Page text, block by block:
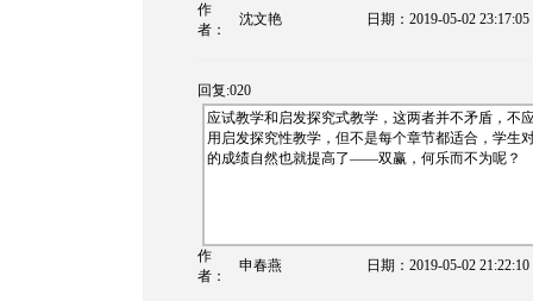
作
者：
沈文艳 日期： 2019-05-02 23:17:05
回复:020
应试教学和启发探究式教学，这两者并不矛盾，不
用启发探究性教学，但不是每个章节都适合，学生
的成绩自然也就提高了——双赢，何乐而不为呢？
作
者：
申春燕 日期： 2019-05-02 21:22:10